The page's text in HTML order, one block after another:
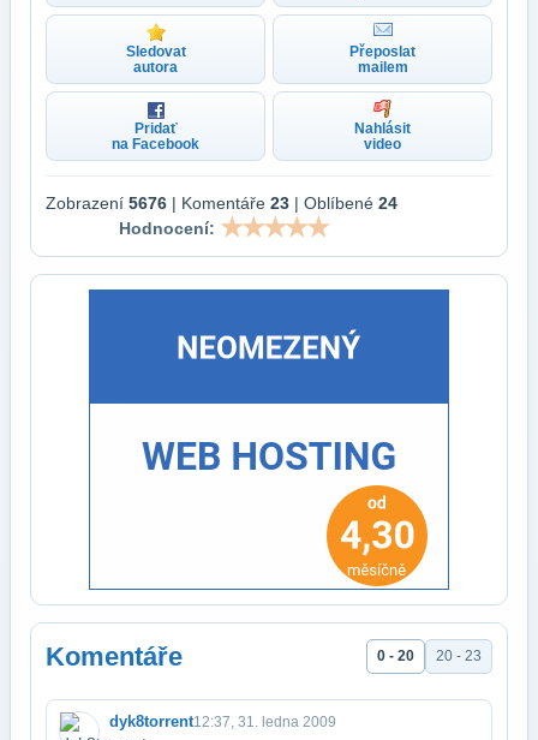
Sledovat
autora
Přeposlat
mailem
Pridať
na Facebook
Nahlásit
video
Zobrazení 5676 | Komentáře 23 | Oblíbené 24
Hodnocení:
Komentáře 0 - 20 20 - 23
dyk8torrent12:37, 31. ledna 2009